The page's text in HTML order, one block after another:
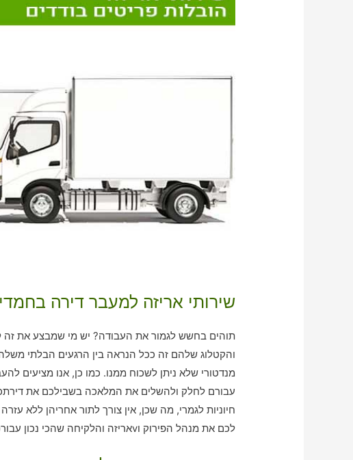
שירותי אריזה למעבר דירה
תוהים בחשש לגמור את העבודה? יש מי שמבצע את זה
והקטלוג שלהם זה ככל הנראה בין הרגעים הבלתי
מנדטורי שלא ניתן לשכוח ממנו. כמו כן, אנו מציעים
עבורם לחלק ולהשלים את המלאכה בשבילכם את
חיוניות לגמרי, מה שכן, אין צורך לתור אחריהן ללא
לכם את מנהל הפירוק וvאריזה והלקיחה שהכי נכון עבורכם!